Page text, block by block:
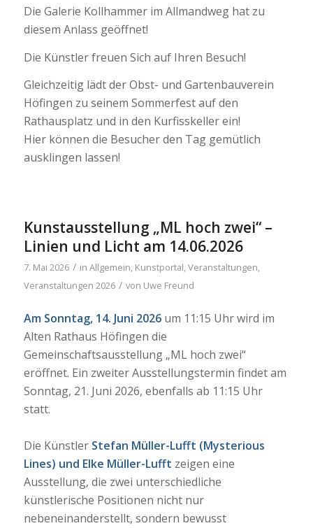
Die Galerie Kollhammer im Allmandweg hat zu
diesem Anlass geöffnet!
Die Künstler freuen Sich auf Ihren Besuch!
Gleichzeitig lädt der Obst- und Gartenbauverein
Höfingen zu seinem Sommerfest auf den
Rathausplatz und in den Kurfisskeller ein!
Hier können die Besucher den Tag gemütlich
ausklingen lassen!
Kunstausstellung „ML hoch zwei“ –
Linien und Licht am 14.06.2026
7. Mai 2026 / in Allgemein, Kunstportal,Veranstaltungen,
Veranstaltungen 2026 / von Uwe Freund
Am Sonntag, 14. Juni 2026 um 11:15 Uhr wird im
Alten Rathaus Höfingen die
Gemeinschaftsausstellung „ML hoch zwei“
eröffnet. Ein zweiter Ausstellungstermin findet am
Sonntag, 21. Juni 2026, ebenfalls ab 11:15 Uhr
statt.
Die Künstler Stefan Müller-Lufft (Mysterious
Lines) und Elke Müller-Lufft zeigen eine
Ausstellung, die zwei unterschiedliche
künstlerische Positionen nicht nur
nebeneinanderstellt, sondern bewusst